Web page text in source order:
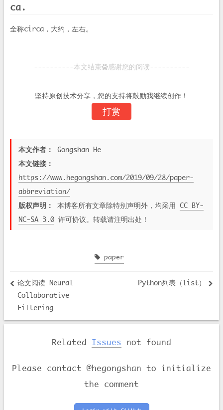
ca.
全称circa，大约，左右。
----------本文结束 感谢您的阅读----------
坚持原创技术分享，您的支持将鼓励我继续创作！
打赏
本文作者：
Gongshan He
本文链接：
https://www.hegongshan.com/2019/09/28/paper-
abbreviation/
版权声明： 本博客所有文章除特别声明外，均采用 CC BY-
NC-SA 3.0 许可协议。转载请注明出处！
paper
论文阅读 Neural
Collaborative
Filtering
Python列表（list）
Related Issues not found
Please contact @hegongshan to initialize
the comment